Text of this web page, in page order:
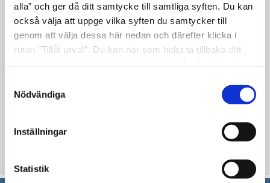
alla” och ger då ditt samtycke till samtliga syften. Du kan
också välja att uppge vilka syften du samtycker till
genom att välja dessa här nedan och därefter klicka i
rutan ”Tillåt urval”. Du kan när som helst ta tillbaka ditt
"Visa detaljer" kan du läsa om hur kakorna används och
hur vi och våra leverantörer inhämtar och behandlar
Nödvändiga
Inställningar
Statistik
Observera attelever som har rätt till
skolskjuts i första hand får ett SL-kort som
de kan använda på bussar, pendeltåg och
Kommunens information om skolskjuts